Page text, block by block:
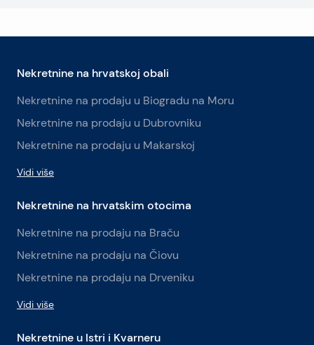
Nekretnine na hrvatskoj obali
Nekretnine na prodaju u Biogradu na Moru
Nekretnine na prodaju u Dubrovniku
Nekretnine na prodaju u Makarskoj
Vidi više
Nekretnine na hrvatskim otocima
Nekretnine na prodaju na Braču
Nekretnine na prodaju na Čiovu
Nekretnine na prodaju na Drveniku
Vidi više
Nekretnine u Istri i Kvarneru